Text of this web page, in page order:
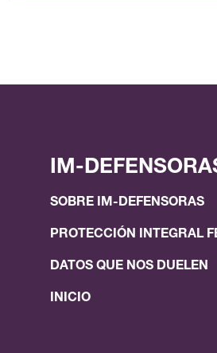
IM-
SOBRE IM-DEFENSORAS
PROTECCIÓN INTEGRAL
DATOS QUE NOS DUELEN
INICIO